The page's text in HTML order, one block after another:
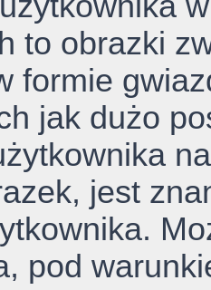
to obrazki
formie
jak dużo
jest
pod